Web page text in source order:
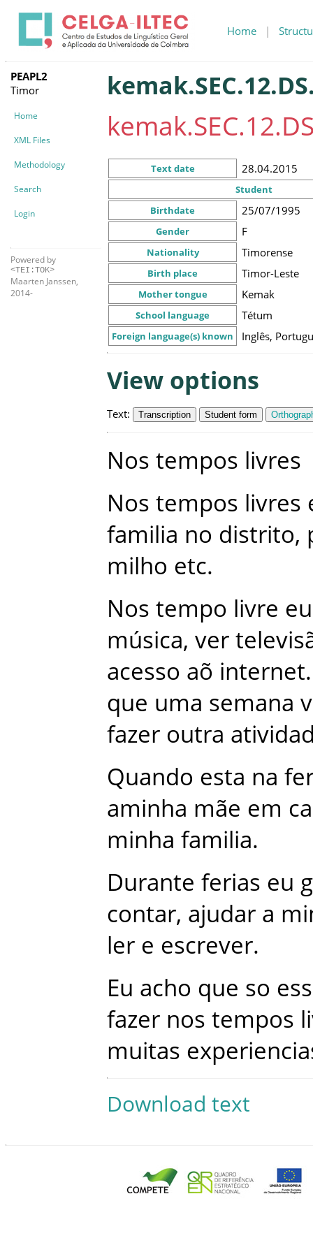
Home |
PEAPL2
Timor
Home
XML Files
Methodology
Search
Login
Powered by
<TEI:TOK>
Maarten Janssen,
2014-
Text date 28.04.2015
Student
Birthdate
25/07/1995
Gender F
Nationality Timorense
Birth place Timor-Leste
Mother tongue Kemak
School language Tétum
Foreign language(s) known Inglês,
View options
Text: Transcription Student form
Nos tempos livres
Nos tempos livres
familia no distrito,
milho etc.
Nos tempo livre eu
música, ver
acesso aõ internet.
que uma semana
fazer outra
Quando esta na
aminha mãe em
minha familia.
Durante ferias eu
contar, ajudar a
ler e escrever.
Eu acho que so
fazer nos tempos
muitas
Download text